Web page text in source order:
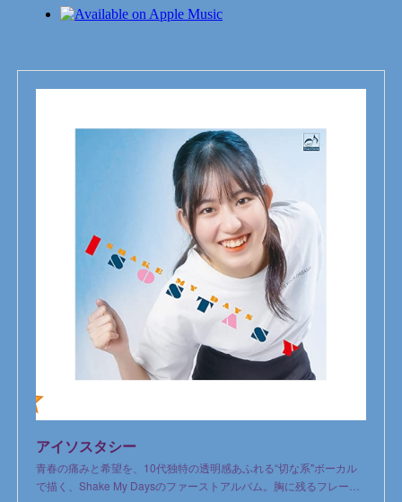
アイソスタシー
青春の痛みと希望を、10代独特の透明感あふれる“切な系"ボーカル
で描く、Shake My Daysのファーストアルバム。胸に残るフレー…